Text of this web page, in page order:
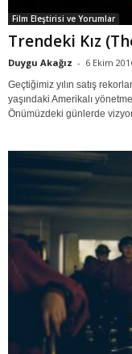
Film Eleştirisi ve Yorumlar
Trendeki Kız
Duygu Akağız - 6 Ekim
Geçtiğimiz yılın satış
yaşındaki Amerikalı
Önümüzdeki günlerde